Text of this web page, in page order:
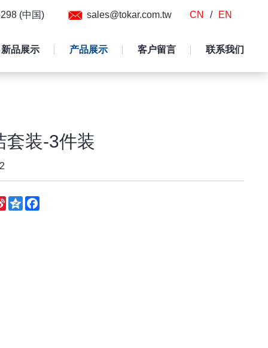
新品展示 产品展示 客户留言 联系我们
(中国) sales@tokar.com.tw CN / EN
套装-3件装
Sina
Weibo
QzoneFacebook